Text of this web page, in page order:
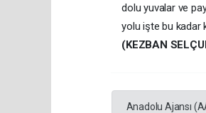
dolu yuvalar ve
yolu işte bu kadar
(KEZBAN
Anadolu Ajansı